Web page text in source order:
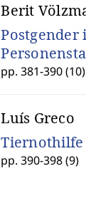
Berit
Postgender
pp. 381-390 (10)
Luís Greco
Tiernothilfe
pp. 390-398 (9)